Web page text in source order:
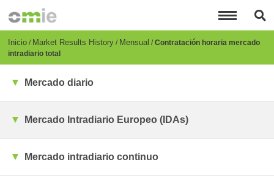
principal
Breadcrumb
Inicio Market Results History Mensual
Contratación horaria mercado
intradiario total
Mercado diario
Mercado Intradiario Europeo (IDAs)
Mercado intradiario continuo